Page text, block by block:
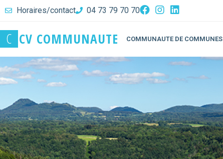
Horaires/contact 04 73 79 70 70
C CV COMMUNAUTE COMMUNAUTE DE COMMUNES